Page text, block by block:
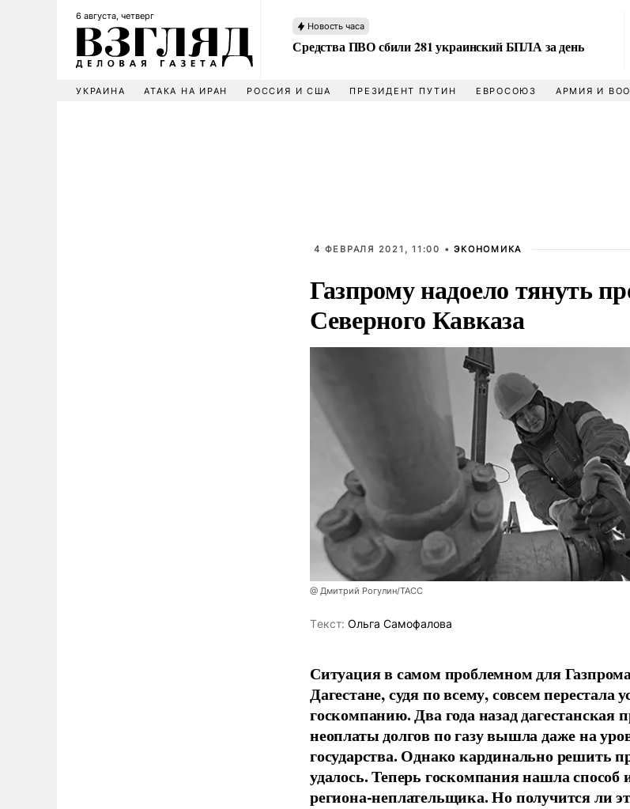
6 августа, четверг
Новость часа
Средства ПВО сбили 281 украинский БПЛА за день
УКРАИНА АТАКА НА ИРАН РОССИЯ И США ПРЕЗИДЕНТ ПУТИН ЕВРОСОЮЗ АРМИЯ И
4 ФЕВРАЛЯ 2021, 11:00 •ЭКОНОМИКА
Газпрому надоело тянуть
Северного Кавказа
@ Дмитрий Рогулин/ТАСС
Tекст: Ольга Самофалова
Ситуация в самом проблемном для
Дагестане, судя по всему, совсем перестала
госкомпанию. Два года назад дагестанская
неоплаты долгов по газу вышла даже на
государства. Однако кардинально решить
удалось. Теперь госкомпания нашла способ
региона-неплательщика. Но получится ли